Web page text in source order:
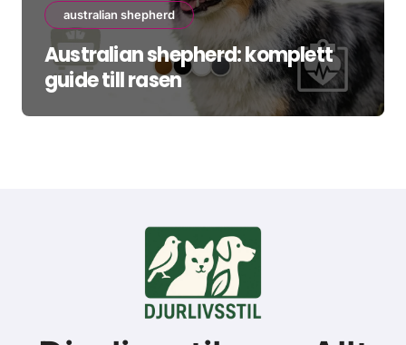
australian shepherd
Australian shepherd: komplett
guide till rasen